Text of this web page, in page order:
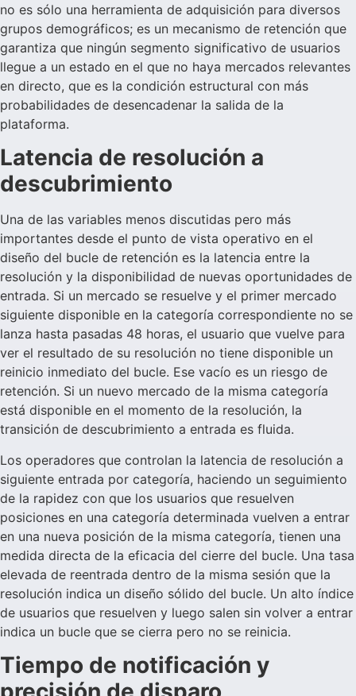
no es sólo una herramienta de adquisición para diversos
grupos demográficos; es un mecanismo de retención que
garantiza que ningún segmento significativo de usuarios
llegue a un estado en el que no haya mercados relevantes
en directo, que es la condición estructural con más
probabilidades de desencadenar la salida de la
plataforma.
Latencia de resolución a
descubrimiento
Una de las variables menos discutidas pero más
importantes desde el punto de vista operativo en el
diseño del bucle de retención es la latencia entre la
resolución y la disponibilidad de nuevas oportunidades de
entrada. Si un mercado se resuelve y el primer mercado
siguiente disponible en la categoría correspondiente no se
lanza hasta pasadas 48 horas, el usuario que vuelve para
ver el resultado de su resolución no tiene disponible un
reinicio inmediato del bucle. Ese vacío es un riesgo de
retención. Si un nuevo mercado de la misma categoría
está disponible en el momento de la resolución, la
transición de descubrimiento a entrada es fluida.
Los operadores que controlan la latencia de resolución a
siguiente entrada por categoría, haciendo un seguimiento
de la rapidez con que los usuarios que resuelven
posiciones en una categoría determinada vuelven a entrar
en una nueva posición de la misma categoría, tienen una
medida directa de la eficacia del cierre del bucle. Una tasa
elevada de reentrada dentro de la misma sesión que la
resolución indica un diseño sólido del bucle. Un alto índice
de usuarios que resuelven y luego salen sin volver a entrar
indica un bucle que se cierra pero no se reinicia.
Tiempo de notificación y